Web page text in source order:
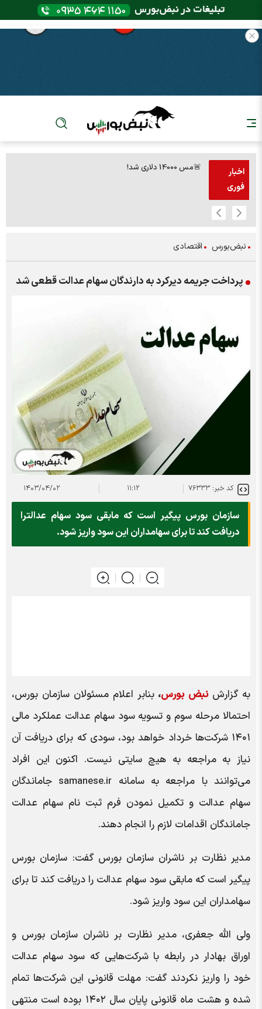
اخبار
فوری
🚨مس 14000 دلاری شد!
نبض‌بورس اقتصادی
پرداخت جریمه دیرکرد به دارندگان سهام عدالت قطعی شد
کد خبر: ۷۶۳۳۳ ۱۱:۱۲ ۱۴۰۳/۰۴/۰۲
سازمان بورس پیگیر است که مابقی سود سهام عدالترا
دریافت کند تا برای سهامداران این سود واریز شود.
به گزارشنبض بورس،بنابر اعلام مسئولان سازمان بورس،
احتمالا مرحله سوم و تسویه سود سهام عدالت عملکرد مالی
۱۴۰۱ شرکت‌ها خرداد خواهد بود، سودی که برای دریافت آن
نیاز به مراجعه به هیچ سایتی نیست. اکنون این افراد
می‌توانند با مراجعه به سامانه samanese.ir جاماندگان
سهام عدالت و تکمیل نمودن فرم ثبت نام سهام عدالت
جاماندگان اقدامات لازم را انجام دهند.
مدیر نظارت بر ناشران سازمان بورس گفت: سازمان بورس
پیگیر است که مابقی سود سهام عدالت را دریافت کند تا برای
سهامداران این سود واریز شود.
ولی الله جعفری، مدیر نظارت بر ناشران سازمان بورس و
اوراق بهادار در رابطه با شرکت‌هایی که سود سهام عدالت
خود را واریز نکردند گفت: مهلت قانونی این شرکت‌ها تمام
شده و هشت ماه قانونی پایان سال ۱۴۰۲ بوده است منتهی